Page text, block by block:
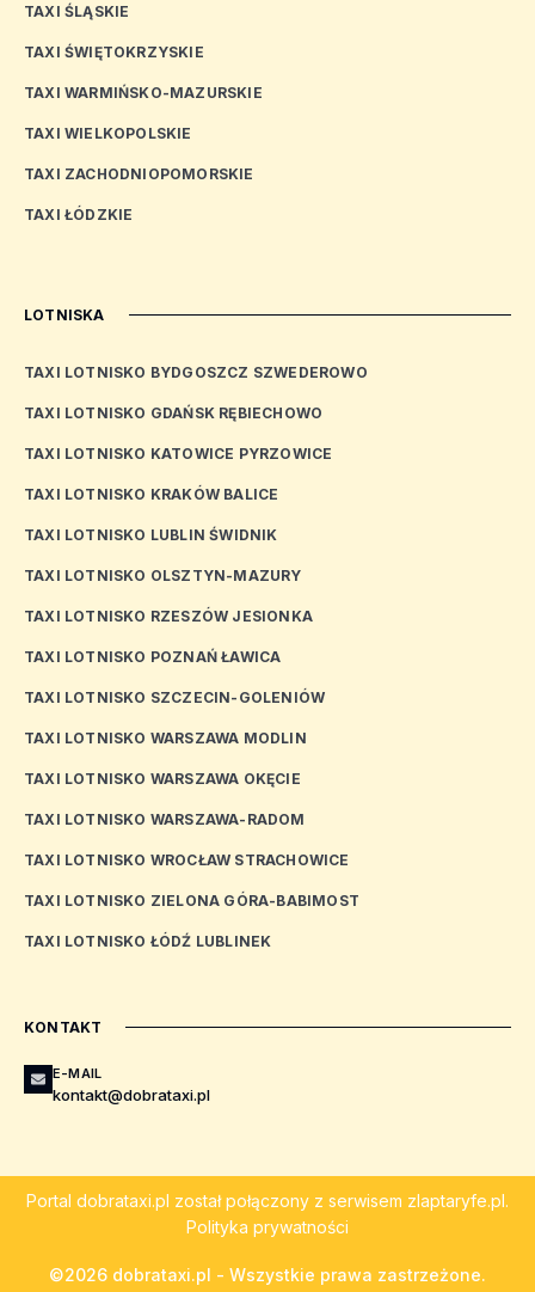
TAXI ŚLĄSKIE
TAXI ŚWIĘTOKRZYSKIE
TAXI WARMIŃSKO-MAZURSKIE
TAXI WIELKOPOLSKIE
TAXI ZACHODNIOPOMORSKIE
TAXI ŁÓDZKIE
LOTNISKA
TAXI LOTNISKO BYDGOSZCZ SZWEDEROWO
TAXI LOTNISKO GDAŃSK RĘBIECHOWO
TAXI LOTNISKO KATOWICE PYRZOWICE
TAXI LOTNISKO KRAKÓW BALICE
TAXI LOTNISKO LUBLIN ŚWIDNIK
TAXI LOTNISKO OLSZTYN-MAZURY
TAXI LOTNISKO RZESZÓW JESIONKA
TAXI LOTNISKO POZNAŃ ŁAWICA
TAXI LOTNISKO SZCZECIN-GOLENIÓW
TAXI LOTNISKO WARSZAWA MODLIN
TAXI LOTNISKO WARSZAWA OKĘCIE
TAXI LOTNISKO WARSZAWA-RADOM
TAXI LOTNISKO WROCŁAW STRACHOWICE
TAXI LOTNISKO ZIELONA GÓRA-BABIMOST
TAXI LOTNISKO ŁÓDŹ LUBLINEK
KONTAKT
E-MAIL
kontakt@dobrataxi.pl
Portal dobrataxi.pl został połączony z serwisem zlaptaryfe.pl.
Polityka prywatności
©2026 dobrataxi.pl - Wszystkie prawa zastrzeżone.